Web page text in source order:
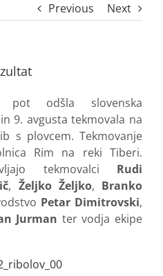
Previous Next
odšla slovenska
9. avgusta tekmovala na
s plovcem. Tekmovanje
Rim na reki Tiberi.
tekmovalci Rudi
, Željko Željko, Branko
Petar Dimitrovski,
Jurman ter vodja ekipe